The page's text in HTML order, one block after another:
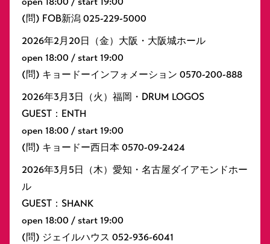
(問) FOB新潟 025-229-5000
2026年2月20日（金）大阪・大阪城ホール
open 18:00 / start 19:00
(問) キョードーインフォメーション 0570-200-888
2026年3月3日（火）福岡・DRUM LOGOS
GUEST：ENTH
open 18:00 / start 19:00
(問) キョードー西日本 0570-09-2424
2026年3月5日（木）愛知・名古屋ダイアモンドホー
ル
GUEST：SHANK
open 18:00 / start 19:00
(問) ジェイルハウス 052-936-6041